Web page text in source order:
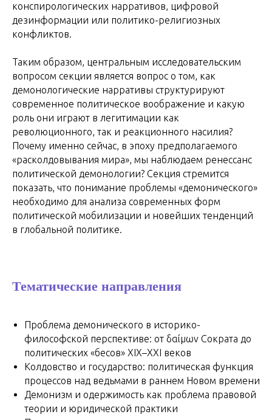
конспирологических нарративов, цифровой
дезинформации или политико-религиозных
конфликтов.
Таким образом, центральным исследовательским
вопросом секции является вопрос о том, как
демонологические нарративы структурируют
современное политическое воображение и какую
роль они играют в легитимации как
революционного, так и реакционного насилия?
Почему именно сейчас, в эпоху предполагаемого
«расколдовывания мира», мы наблюдаем ренессанс
политической демонологии? Секция стремится
показать, что понимание проблемы «демонического»
необходимо для анализа современных форм
политической мобилизации и новейших тенденций
в глобальной политике.
Тематические направления
Проблема демонического в историко-
философской перспективе: от δαίμων Сократа до
политических «бесов» XIX–XXI веков
Колдовство и государство: политическая функция
процессов над ведьмами в раннем Новом времени
Демонизм и одержимость как проблема правовой
теории и юридической практики